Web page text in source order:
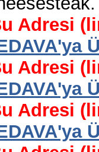
Adresi
Adresi
Adresi